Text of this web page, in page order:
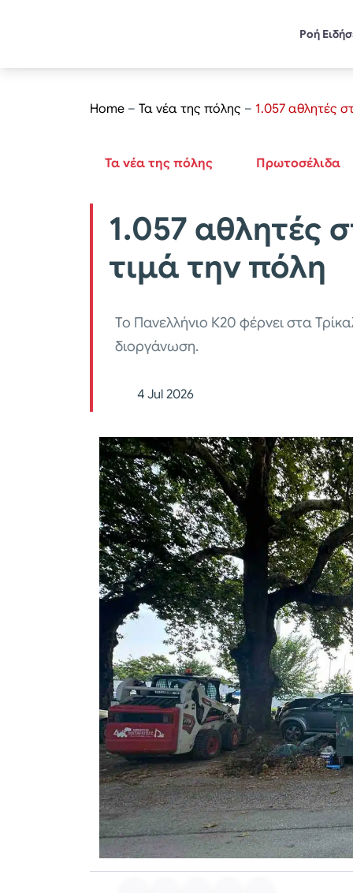
Ροή
Home – Τα νέα της πόλης – 1.057 αθλητές
Τα νέα της πόλης Πρωτοσέλιδα
1.057 αθλητές
τιμά την πόλη
Το Πανελλήνιο Κ20 φέρνει στα
διοργάνωση.
4 Jul 2026